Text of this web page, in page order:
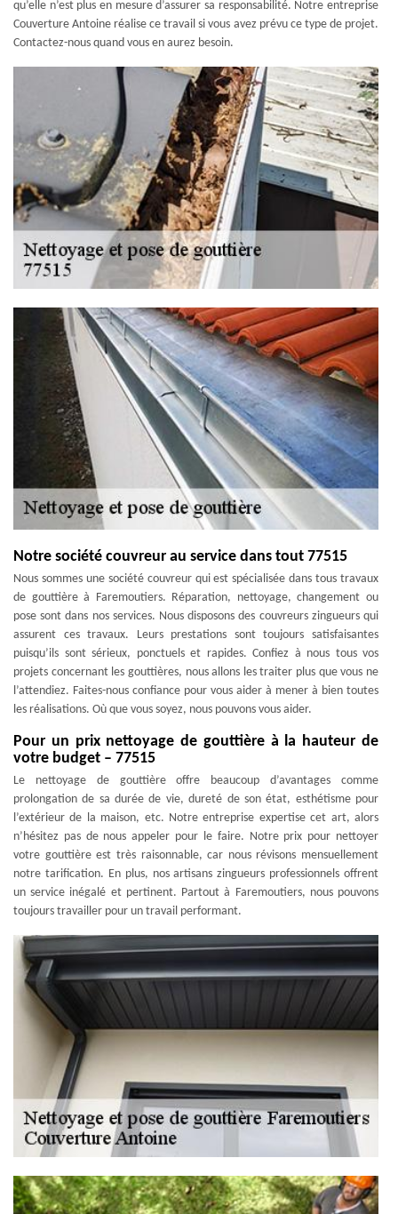
qu’elle n’est plus en mesure d’assurer sa responsabilité. Notre entreprise
Couverture Antoine réalise ce travail si vous avez prévu ce type de projet.
Contactez-nous quand vous en aurez besoin.
Notre société couvreur au service dans tout 77515
Nous sommes une société couvreur qui est spécialisée dans tous travaux
de gouttière à Faremoutiers. Réparation, nettoyage, changement ou
pose sont dans nos services. Nous disposons des couvreurs zingueurs qui
assurent ces travaux. Leurs prestations sont toujours satisfaisantes
puisqu’ils sont sérieux, ponctuels et rapides. Confiez à nous tous vos
projets concernant les gouttières, nous allons les traiter plus que vous ne
l’attendiez. Faites-nous confiance pour vous aider à mener à bien toutes
les réalisations. Où que vous soyez, nous pouvons vous aider.
Pour un prix nettoyage de gouttière à la hauteur de
votre budget – 77515
Le nettoyage de gouttière offre beaucoup d’avantages comme
prolongation de sa durée de vie, dureté de son état, esthétisme pour
l’extérieur de la maison, etc. Notre entreprise expertise cet art, alors
n’hésitez pas de nous appeler pour le faire. Notre prix pour nettoyer
votre gouttière est très raisonnable, car nous révisons mensuellement
notre tarification. En plus, nos artisans zingueurs professionnels offrent
un service inégalé et pertinent. Partout à Faremoutiers, nous pouvons
toujours travailler pour un travail performant.